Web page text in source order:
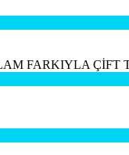
FARKIYLA ÇİFT